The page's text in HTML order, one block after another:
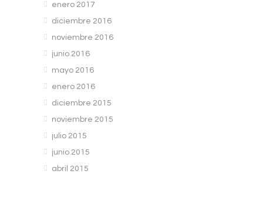
enero 2017
diciembre 2016
noviembre 2016
junio 2016
mayo 2016
enero 2016
diciembre 2015
noviembre 2015
julio 2015
junio 2015
abril 2015